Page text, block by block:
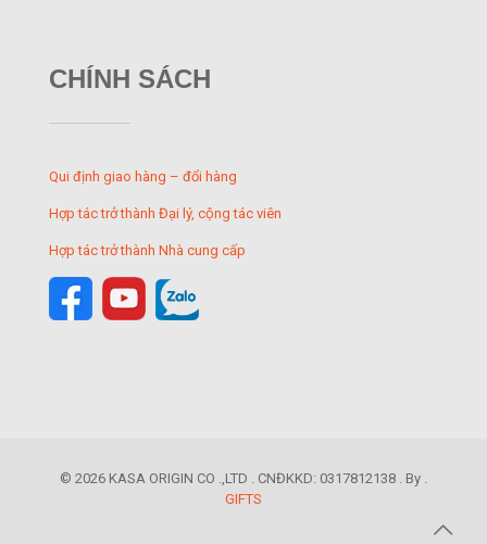
CHÍNH SÁCH
Qui định giao hàng – đổi hàng
Hợp tác trở thành Đại lý, cộng tác viên
Hợp tác trở thành Nhà cung cấp
© 2026 KASA ORIGIN CO .,LTD . CNĐKKD: 0317812138 . By .
GIFTS